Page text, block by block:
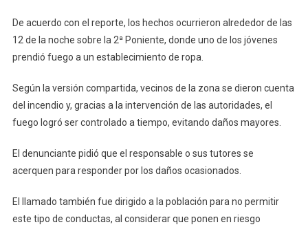
De acuerdo con el reporte, los hechos ocurrieron alrededor de las
12 de la noche sobre la 2ª Poniente, donde uno de los jóvenes
prendió fuego a un establecimiento de ropa.
Según la versión compartida, vecinos de la zona se dieron cuenta
del incendio y, gracias a la intervención de las autoridades, el
fuego logró ser controlado a tiempo, evitando daños mayores.
El denunciante pidió que el responsable o sus tutores se
acerquen para responder por los daños ocasionados.
El llamado también fue dirigido a la población para no permitir
este tipo de conductas, al considerar que ponen en riesgo